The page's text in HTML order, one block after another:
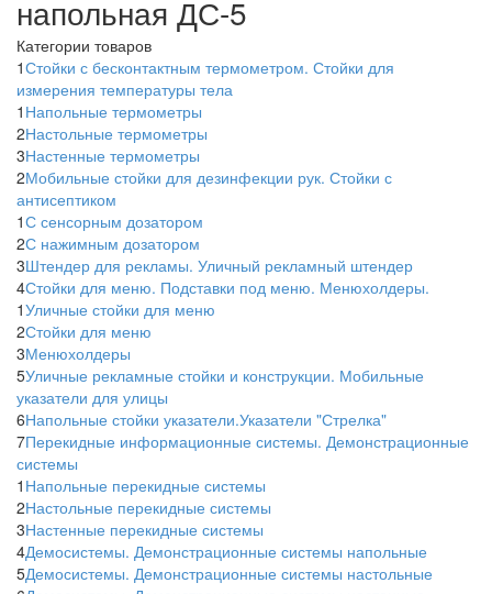
напольная ДС-5
Категории товаров
1Стойки с бесконтактным термометром. Стойки для
измерения температуры тела
1 Напольные термометры
2Настольные термометры
3Настенные термометры
2Мобильные стойки для дезинфекции рук. Стойки с
антисептиком
1С сенсорным дозатором
2С нажимным дозатором
3Штендер для рекламы. Уличный рекламный штендер
4Стойки для меню. Подставки под меню. Менюхолдеры.
1Уличные стойки для меню
2Стойки для меню
3Менюхолдеры
5Уличные рекламные стойки и конструкции. Мобильные
указатели для улицы
6Напольные стойки указатели.Указатели "Стрелка"
7Перекидные информационные системы. Демонстрационные
системы
1 Напольные перекидные системы
2Настольные перекидные системы
3Настенные перекидные системы
4Демосистемы. Демонстрационные системы напольные
5Демосистемы. Демонстрационные системы настольные